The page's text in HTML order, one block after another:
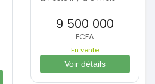
9 500 000
FCFA
En vente
Voir détails